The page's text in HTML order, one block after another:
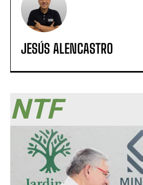
JESÚS ALENCASTRO
NTF